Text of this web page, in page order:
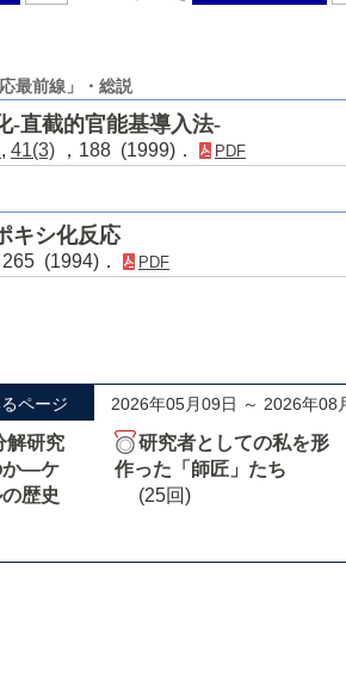
最前線」・総説
-直截的官能基導入法-
, 41(3) ，188 (1999)． PDF
キシ化反応
265 (1994)． PDF
ページ 2026年05月09日 ～ 2026年08
解研究
か―ケ
歴史
研究者としての私を形
作った「師匠」たち
(25回)